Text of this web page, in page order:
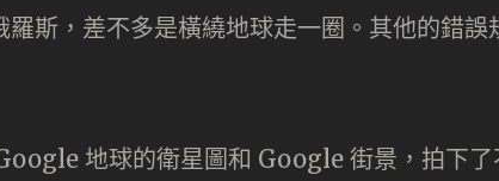
羅斯，差不多是橫繞地球走一圈。其他的錯誤
地球的衛星圖和 Google 街景，拍下